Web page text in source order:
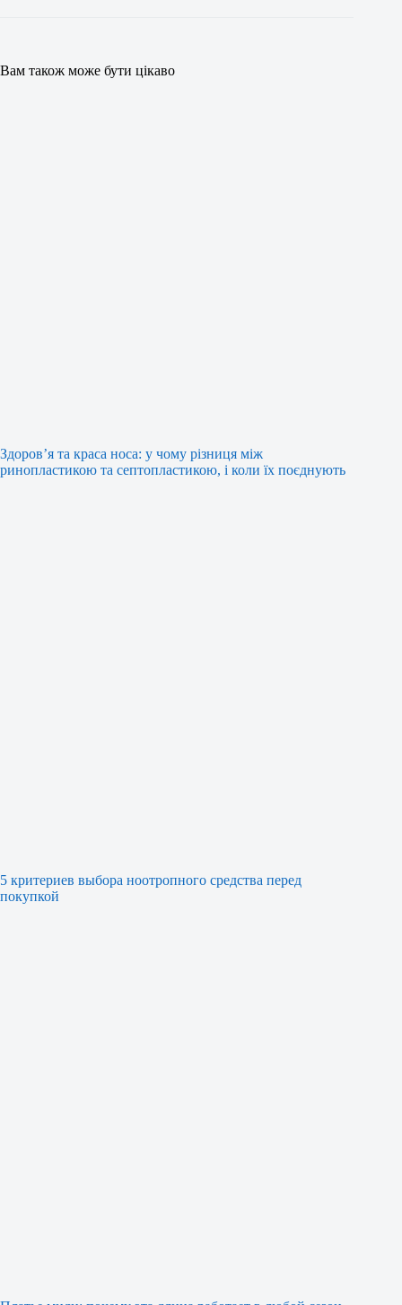
Вам також може бути цікаво
Здоров’я та краса носа: у чому різниця між
ринопластикою та септопластикою, і коли їх поєднують
5 критериев выбора ноотропного средства перед
покупкой